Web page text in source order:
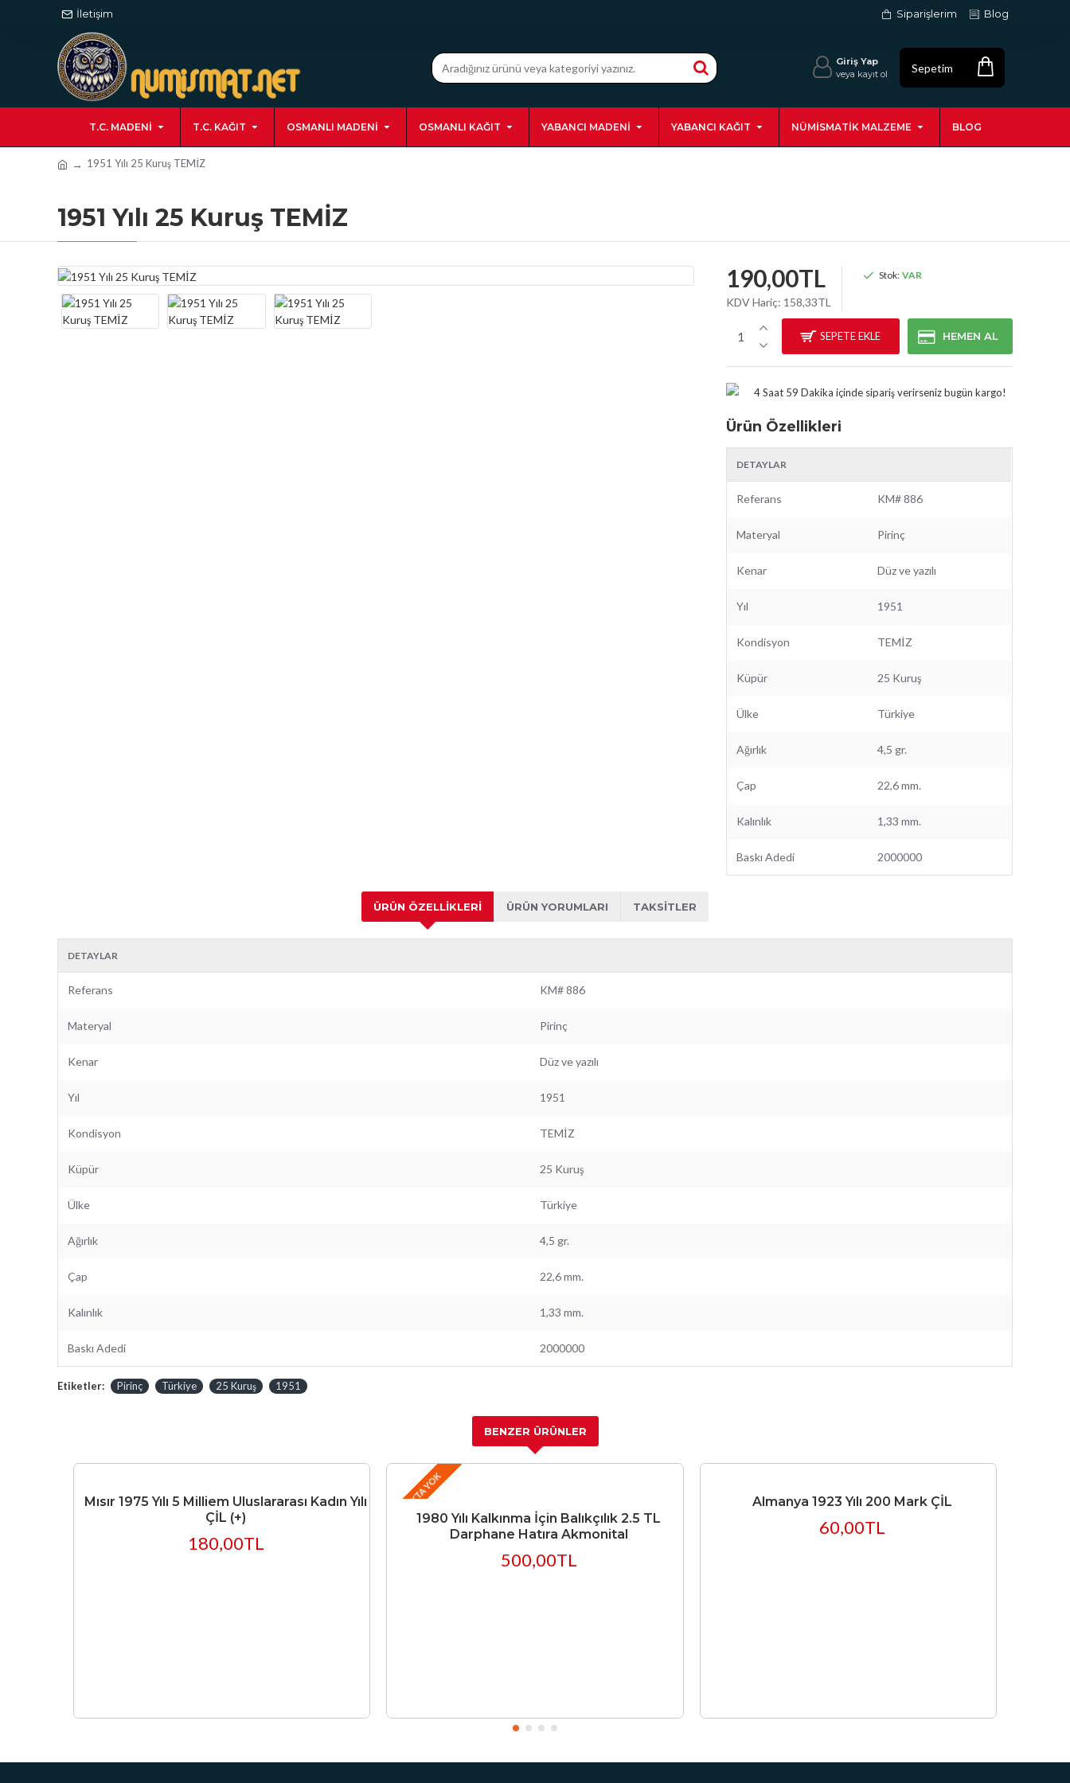
İletişim Siparişlerim Blog
Giriş Yap
veya kayıt ol
Sepetim
T.C. MADENI T.C. KAĞIT OSMANLI MADENI OSMANLI KAĞIT YABANCI MADENI YABANCI KAĞIT NÜMISMATIK MALZEME BLOG
1951 Yılı 25 Kuruş TEMİZ
1951 Yılı 25 Kuruş TEMİZ
190,00TL
KDV Hariç: 158,33TL
Stok: VAR
SEPETE EKLE HEMEN AL
4 Saat 59 Dakika içinde sipariş verirseniz bugün kargo!
Ürün Özellikleri
DETAYLAR
Referans KM# 886
Materyal Pirinç
Kenar Düz ve yazılı
Yıl 1951
Kondisyon TEMİZ
Küpür 25 Kuruş
Ülke Türkiye
Ağırlık 4,5 gr.
Çap 22,6 mm.
Kalınlık 1,33 mm.
Baskı Adedi 2000000
ÜRÜN ÖZELLIKLERI ÜRÜN YORUMLARI TAKSITLER
DETAYLAR
Referans KM# 886
Materyal Pirinç
Kenar Düz ve yazılı
Yıl 1951
Kondisyon TEMİZ
Küpür 25 Kuruş
Ülke Türkiye
Ağırlık 4,5 gr.
Çap 22,6 mm.
Kalınlık 1,33 mm.
Baskı Adedi 2000000
Etiketler: Pirinç Türkiye 25 Kuruş 1951
BENZER ÜRÜNLER
Mısır 1975 Yılı 5 Milliem Uluslararası Kadın Yılı
ÇİL (+)
180,00TL
STOKTA YOK
1980 Yılı Kalkınma İçin Balıkçılık 2.5 TL
Darphane Hatıra Akmonital
500,00TL
Almanya 1923 Yılı 200 Mark ÇİL
60,00TL